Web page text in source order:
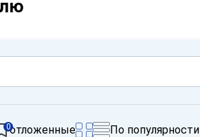
отложенные
0 По популярности